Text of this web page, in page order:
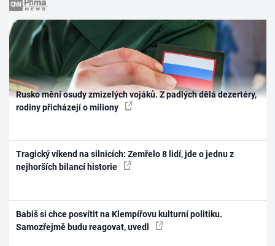
Rusko mění osudy zmizelých vojáků. Z padlých dělá dezertéry,
rodiny přicházejí o miliony
Tragický víkend na silnicích: Zemřelo 8 lidí, jde o jednu z
nejhorších bilancí historie
Babiš si chce posvítit na Klempířovu kulturní politiku.
Samozřejmě budu reagovat, uvedl